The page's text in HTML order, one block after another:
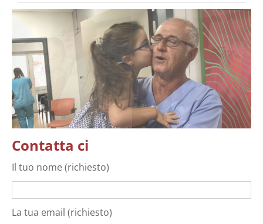
Ringiovanimento & Fertilità
IV Trattamenti
Info
Contatta ci
Contatta ci
Il tuo nome (richiesto)
La tua email (richiesto)